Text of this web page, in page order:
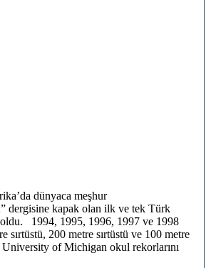
dünyaca meşhur
dergisine kapak olan ilk ve tek Türk
1994, 1995, 1996, 1997 ve 1998
sırtüstü, 200 metre sırtüstü ve 100 metre
of Michigan okul rekorlarını